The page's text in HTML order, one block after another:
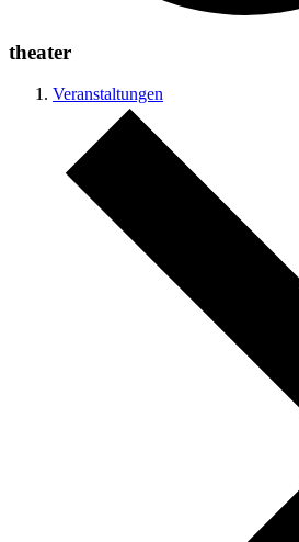
theater
Veranstaltungen